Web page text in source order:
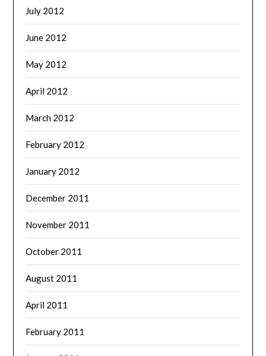
July 2012
June 2012
May 2012
April 2012
March 2012
February 2012
January 2012
December 2011
November 2011
October 2011
August 2011
April 2011
February 2011